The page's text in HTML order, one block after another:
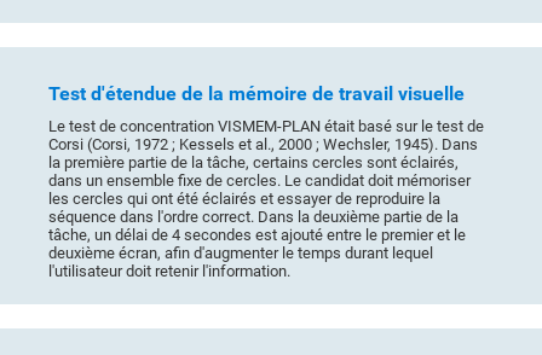
Test d'étendue de la mémoire de travail visuelle
Le test de concentration VISMEM-PLAN était basé sur le test de
Corsi (Corsi, 1972 ; Kessels et al., 2000 ; Wechsler, 1945). Dans
la première partie de la tâche, certains cercles sont éclairés,
dans un ensemble fixe de cercles. Le candidat doit mémoriser
les cercles qui ont été éclairés et essayer de reproduire la
séquence dans l'ordre correct. Dans la deuxième partie de la
tâche, un délai de 4 secondes est ajouté entre le premier et le
deuxième écran, afin d'augmenter le temps durant lequel
l'utilisateur doit retenir l'information.